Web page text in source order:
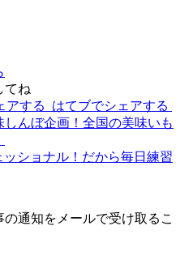
てね
アする
はてブでシェアする
しんぼ企画！全国の美味いも
ショナル！だから毎日練習
通知をメールで受け取るこ